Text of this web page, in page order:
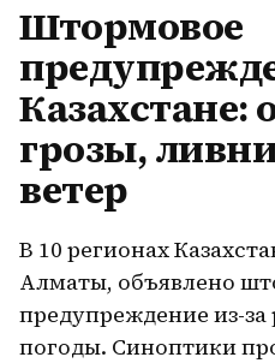
Штормовое
грозы,
ветер
В 10 регионах
Алматы, объявлено
предупреждение из-за
погоды. Синоптики